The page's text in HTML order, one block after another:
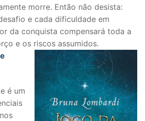
morre. Então não desista:
e cada dificuldade em
da conquista compensará toda a
e os riscos assumidos.
é um